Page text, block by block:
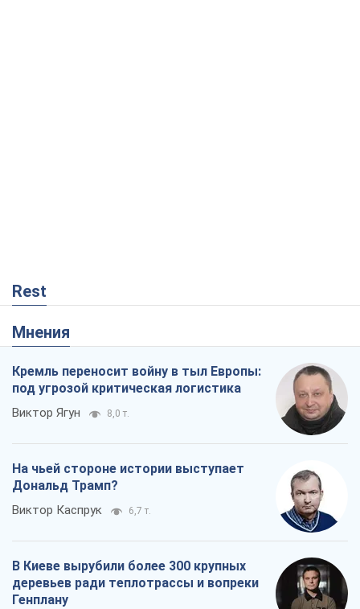
Rest
Мнения
Кремль переносит войну в тыл Европы:
под угрозой критическая логистика
Виктор Ягун 8,0 т.
На чьей стороне истории выступает
Дональд Трамп?
Виктор Каспрук 6,7 т.
В Киеве вырубили более 300 крупных
деревьев ради теплотрассы и вопреки
Генплану